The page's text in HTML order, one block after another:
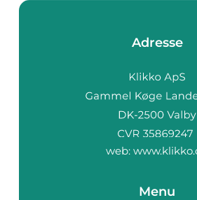
Adresse
web:
Menu